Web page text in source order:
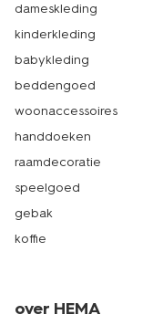
dameskleding
kinderkleding
babykleding
beddengoed
woonaccessoires
handdoeken
raamdecoratie
speelgoed
gebak
koffie
over HEMA